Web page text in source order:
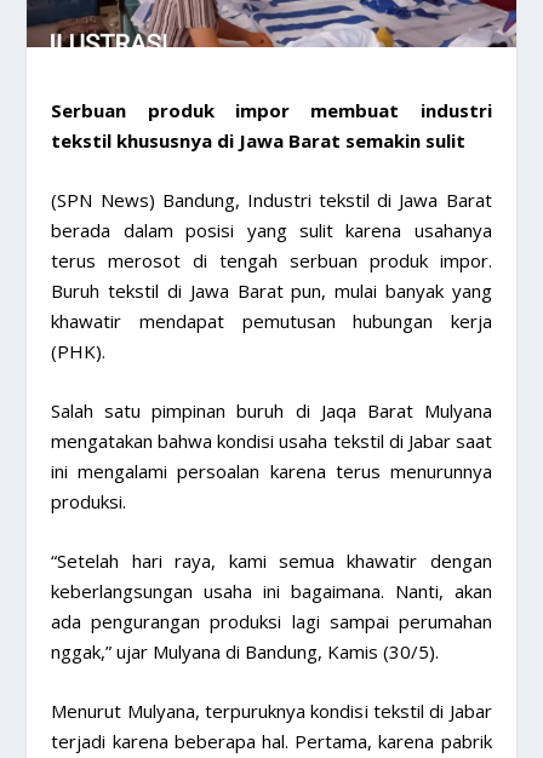
Serbuan produk impor membuat industri
tekstil khususnya di Jawa Barat semakin sulit
(SPN News) Bandung, Industri tekstil di Jawa Barat
berada dalam posisi yang sulit karena usahanya
terus merosot di tengah serbuan produk impor.
Buruh tekstil di Jawa Barat pun, mulai banyak yang
khawatir mendapat pemutusan hubungan kerja
(PHK).
Salah satu pimpinan buruh di Jaqa Barat Mulyana
mengatakan bahwa kondisi usaha tekstil di Jabar saat
ini mengalami persoalan karena terus menurunnya
produksi.
“Setelah hari raya, kami semua khawatir dengan
keberlangsungan usaha ini bagaimana. Nanti, akan
ada pengurangan produksi lagi sampai perumahan
nggak,” ujar Mulyana di Bandung, Kamis (30/5).
Menurut Mulyana, terpuruknya kondisi tekstil di Jabar
terjadi karena beberapa hal. Pertama, karena pabrik